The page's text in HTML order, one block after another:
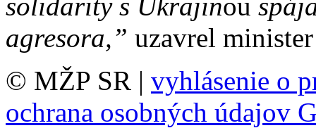
agresora,” uzavrel
© MŽP SR | vyhlásenie o
ochrana osobných údajov